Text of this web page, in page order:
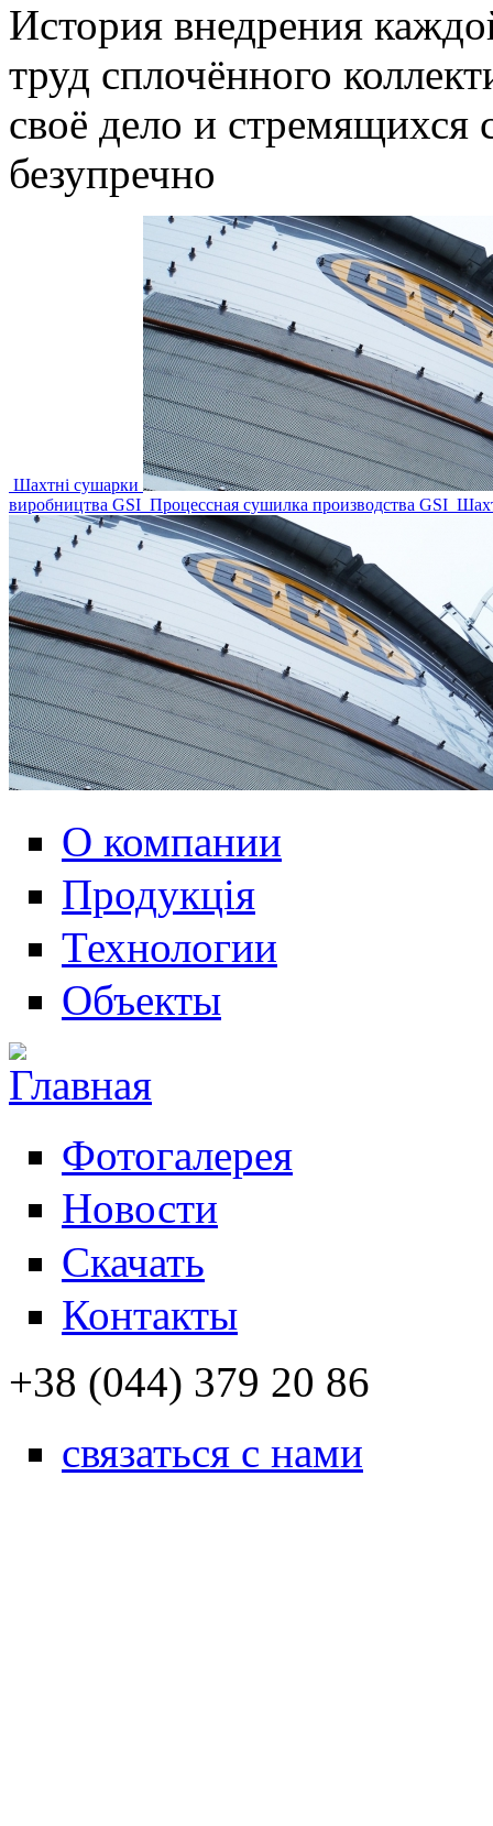
История внедрения
труд сплочённого
своё дело и стремящихся
безупречно
Шахтні сушарки
виробництва GSI Процессная сушилка производства GSI
О компании
Продукція
Технологии
Объекты
Фотогалерея
Новости
Скачать
Контакты
+38 (044) 379 20 86
связаться с нами